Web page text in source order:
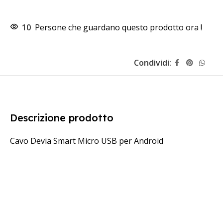
10 Persone che guardano questo prodotto ora !
Condividi:
Descrizione prodotto
Cavo Devia Smart Micro USB per Android